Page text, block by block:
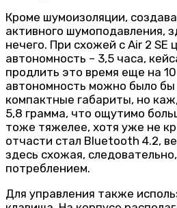
Кроме шумоизоляции,
активного шумоподавления,
нечего. При схожей с Air 2 SE
автономность – 3,5 часа,
продлить это время еще на
автономность можно было бы
компактные габариты, но
5,8 грамма, что ощутимо
тоже тяжелее, хотя уже не
отчасти стал Bluetooth 4.2,
здесь схожая,
потреблением.
Для управления также